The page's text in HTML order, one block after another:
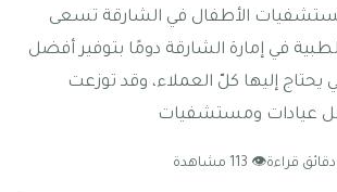
الأطفال في الشارقة تسعى
في إمارة الشارقة دومًا بتوفير أفضل
يحتاج إليها كلّ العملاء، وقد توزعت
عيادات ومستشفيات
👁 113 مشاهدة